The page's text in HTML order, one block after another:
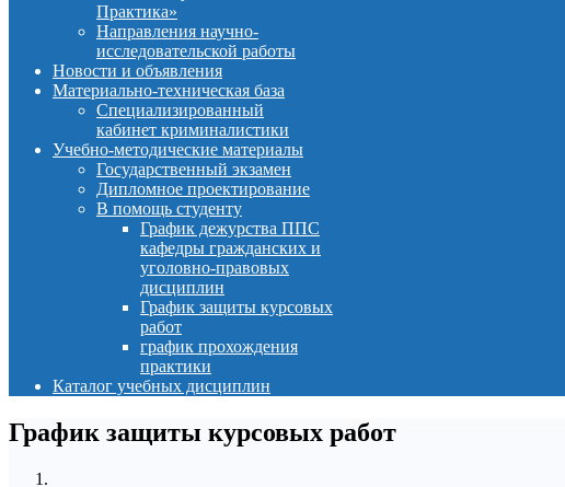
Практика»
Направления научно-
исследовательской работы
Новости и объявления
Материально-техническая база
Специализированный
кабинет криминалистики
Учебно-методические материалы
Государственный экзамен
Дипломное проектирование
В помощь студенту
График дежурства ППС
кафедры гражданских и
уголовно-правовых
дисциплин
График защиты курсовых
работ
график прохождения
практики
Каталог учебных дисциплин
График защиты курсовых работ